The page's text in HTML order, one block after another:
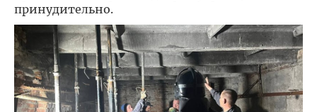
принудительно.